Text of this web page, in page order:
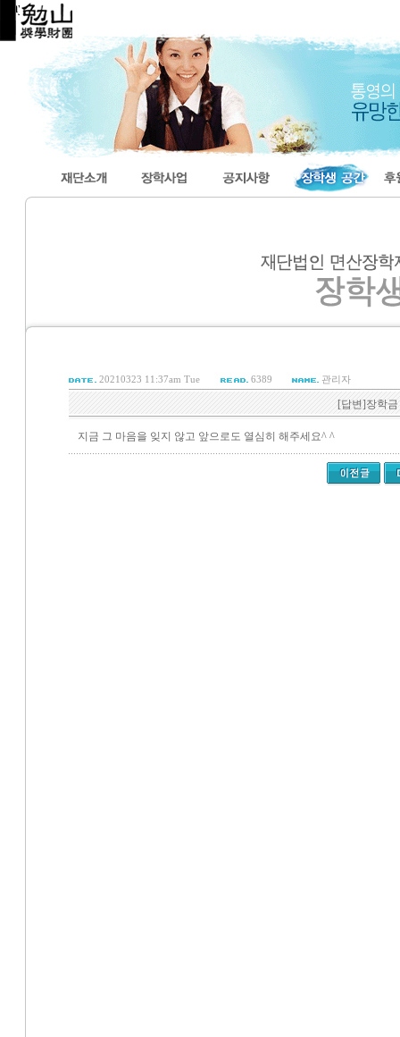
myeonsan
20210323 11:37am Tue 6389 관리자
[답변]장학금
지금 그 마음을 잊지 않고 앞으로도 열심히 해주세요^ ^